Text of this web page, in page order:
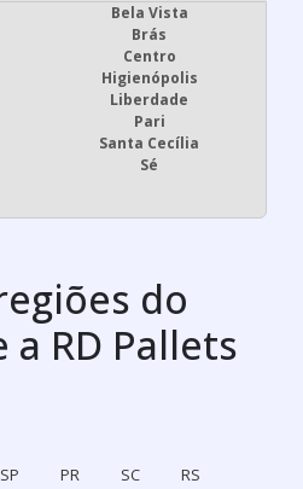
Bela Vista
Brás
Centro
Higienópolis
Liberdade
Pari
Santa Cecília
Sé
do
RD Pallets
SP PR SC
RS